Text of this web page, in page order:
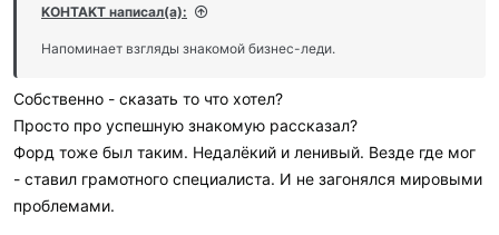
KOHTAKT написал(а):
Напоминает взгляды знакомой бизнес-леди.
Собственно - сказать то что хотел?
Просто про успешную знакомую рассказал?
Форд тоже был таким. Недалёкий и ленивый. Везде где мог
- ставил грамотного специалиста. И не загонялся мировыми
проблемами.